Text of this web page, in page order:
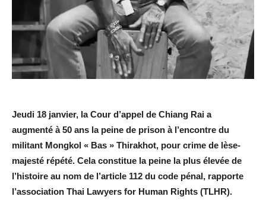
Jeudi 18 janvier, la Cour d’appel de Chiang Rai a
augmenté à 50 ans la peine de prison à l’encontre du
militant Mongkol « Bas » Thirakhot, pour crime de lèse-
majesté répété. Cela constitue la peine la plus élevée de
l’histoire au nom de l’article 112 du code pénal, rapporte
l’association Thai Lawyers for Human Rights (TLHR).